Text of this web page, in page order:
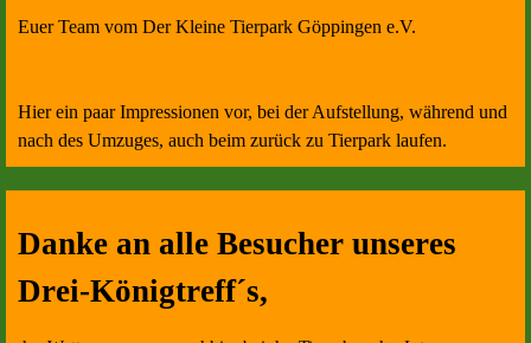
Euer Team vom Der Kleine Tierpark Göppingen e.V.
Hier ein paar Impressionen vor, bei der Aufstellung, während und
nach des Umzuges, auch beim zurück zu Tierpark laufen.
Danke an alle Besucher unseres
Drei-Königtreff´s,